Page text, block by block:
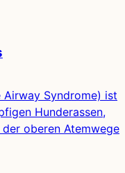
Airway Syndrome) ist
Hunderassen,
oberen Atemwege